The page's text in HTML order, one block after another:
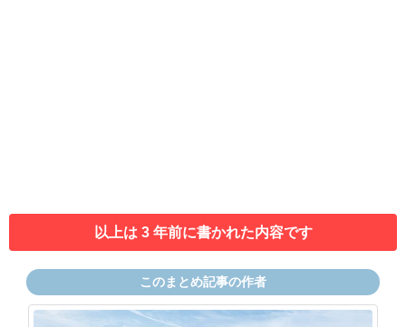
以上は 3 年前に書かれた内容です
このまとめ記事の作者